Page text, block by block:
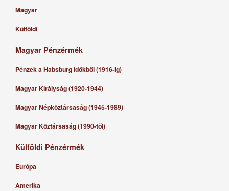
Magyar
Külföldi
Magyar Pénzérmék
Pénzek a Habsburg időkből (1916-ig)
Magyar Királyság (1920-1944)
Magyar Népköztársaság (1945-1989)
Magyar Köztársaság (1990-től)
Külföldi Pénzérmék
Európa
Amerika